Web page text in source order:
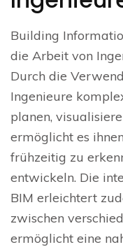
Building
die Arbeit von
Durch die
Ingenieure
planen,
ermöglicht es
frühzeitig zu
entwickeln. Die
BIM erleichtert
zwischen
ermöglicht eine